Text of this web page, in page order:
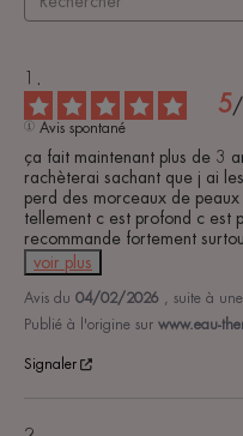
5/
Avis spontané
ça fait maintenant plus de 3
rachèterai sachant que j ai
perd des morceaux de
tellement c est profond c est
recommande fortement
voir plus
Avis du 04/02/2026 , suite à
Publié à l'origine sur www.eau-
Signaler